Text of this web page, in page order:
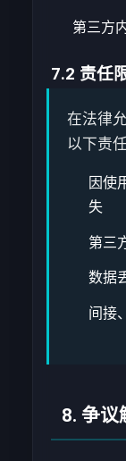
第三方
7.2 责任
在法律
以下责任
因使
失
第三
数据
间接
8. 争议